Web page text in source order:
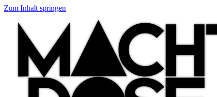
Zum Inhalt springen